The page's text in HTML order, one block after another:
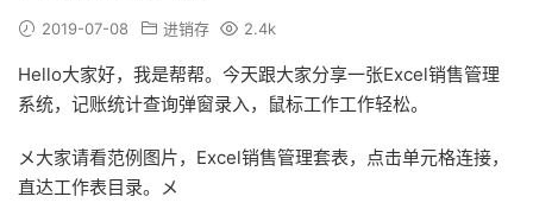
2019-07-08 进销存 2.4k
Hello大家好，我是帮帮。今天跟大家分享一张Excel销售管理
系统，记账统计查询弹窗录入，鼠标工作工作轻松。
メ大家请看范例图片，Excel销售管理套表，点击单元格连接，
直达工作表目录。メ